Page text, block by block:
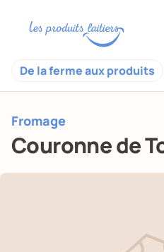
De la ferme aux produits
Fromage
Couronne de